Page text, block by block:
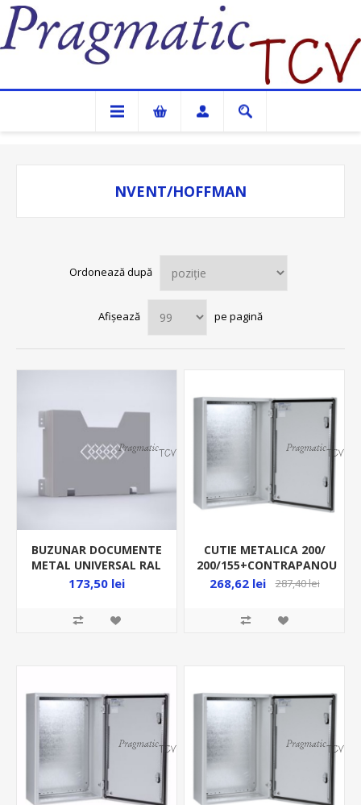
Pragmatic TCV
NVENT/HOFFMAN
Ordonează după
Afișează pe pagină
BUZUNAR DOCUMENTE
METAL UNIVERSAL RAL
7035 DRB0303R5
173,50 lei
CUTIE METALICA 200/
200/155+CONTRAPANOU
IP66 MAS0202015R5
268,62 lei 287,40 lei